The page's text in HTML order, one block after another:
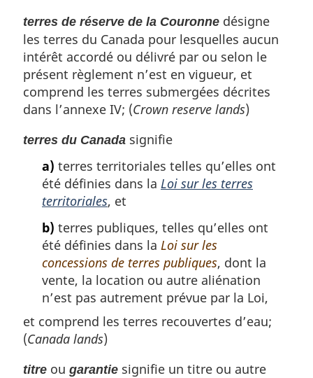
terres de réserve de la Couronne désigne
les terres du Canada pour lesquelles aucun
intérêt accordé ou délivré par ou selon le
présent règlement n’est en vigueur, et
comprend les terres submergées décrites
dans l’annexe IV; (Crown reserve lands)
terres du Canada signifie
a) terres territoriales telles qu’elles ont
été définies dans la Loi sur les terres
territoriales, et
b) terres publiques, telles qu’elles ont
été définies dans la Loi sur les
concessions de terres publiques, dont la
vente, la location ou autre aliénation
n’est pas autrement prévue par la Loi,
et comprend les terres recouvertes d’eau;
(Canada lands)
titre ou garantie signifie un titre ou autre